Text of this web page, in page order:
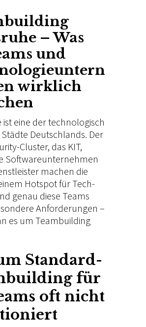
– Was
und
wirklich
ist eine der technologisch
Deutschlands. Der
Cluster, das KIT,
Softwareunternehmen
machen die
Hotspot fürTech-
genau diese Teams
Anforderungen –
es um Teambuilding
Standard-
für
oft nicht